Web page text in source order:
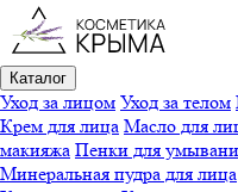
Каталог
Уход за лицом Уход за телом
Крем для лица Масло для
макияжа Пенки для
Минеральная пудра для лица